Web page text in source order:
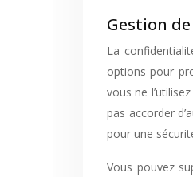
Gestion
La
options pour
vous ne
pas accorder
pour une
Vous pouvez